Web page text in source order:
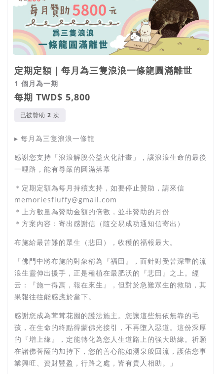
【遺體火化】
浪浪遺體會送到我們的園區冰存，並在每週五進行火化。茸茸使
用的是環保的二次燃燒灰化爐，將第一次燃燒遺體的黑煙進行二
次，產生無色無味的白煙後排出。
【祈福儀式】
按照藏傳佛法儀軌為浪浪進行藥懺法事，法事圓滿後將浪浪灑葬
毛孩們因為先天上的條件限制，他們沒辦法為自己的來世造善積
們，只要好好照顧牠們、結下善緣、為其祝願，未來就會用最好
的方式再相會。
【環保灑葬】
浪浪火化後，骨灰會送回園區聖地進行灑葬與祈福儀式，在框限
的範圍內進行環保的灑葬。關於環保、動物相關的法規問題，我
們都會諮詢專業的法律夥伴「環宇法律事務所」，希望能盡可能
的把每件小事都做好。
// 茸茸花園已經完成多起浪浪解脫
火化行動 //
由人民團體「解脫協會」發起，寵物身後禮儀公司「茸茸花園」
執行的浪浪解脫公益火化計畫，我們在2022年的4月1日開始公
定期定額｜每月為三隻浪浪一條龍圓滿離世
1 個月為一期
每期 TWD$ 5,800
已被贊助 次
▸ 每月為三隻浪浪一條龍
感謝您支持「浪浪解脫公益火化計畫」，讓浪浪生命的最後
一哩路，能有尊嚴的圓滿落幕
＊定期定額為每月持續支持，如要停止贊助，請來信
memoriesfluffy@gmail.com
＊上方數量為贊助金額的倍數，並非贊助的月份
＊方案內容：寄出感謝信（隨交易成功通知信寄出）
布施給最苦難的眾生（悲田），收穫的福報最大。
「佛門中將布施的對象稱為『福田』，而針對受苦深重的流
浪生靈伸出援手，正是種植在最肥沃的『悲田』之上。經
云：『施一得萬，報在來生』，但對於急難眾生的救助，其
果報往往能感應於當下。
感謝您成為茸茸花園的護法施主。您讓這些無依無靠的毛
孩，在生命的終點得蒙佛光接引，不再墮入惡道。這份深厚
的『增上緣』，定能轉化為您人生道路上的強大助緣。祈願
在諸佛菩薩的加持下，您的善心能如湧泉般回流，護佑您事
業興旺、資財豐盈，行路之處，皆有貴人相助。」